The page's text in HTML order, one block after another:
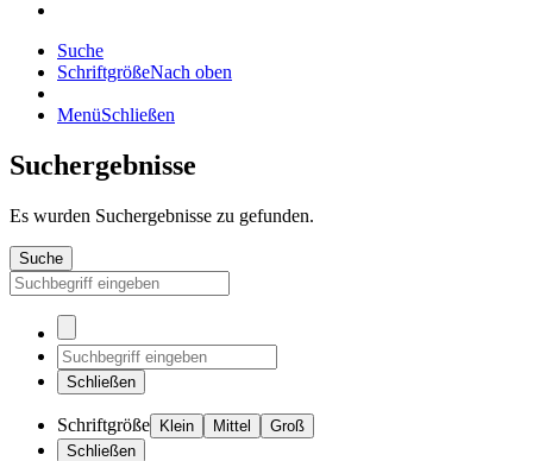
Suche
SchriftgrößeNach oben
MenüSchließen
Suchergebnisse
Es wurden Suchergebnisse zu gefunden.
Suche
Schließen
Schriftgröße Klein Mittel
Groß
Schließen